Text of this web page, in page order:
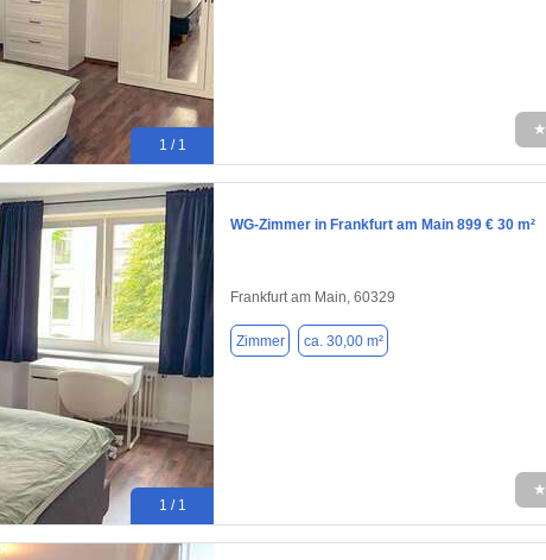
1 / 1
★
1 / 1
WG-Zimmer in Frankfurt am Main 899 € 30 m²
Frankfurt am Main, 60329
Zimmer ca. 30,00 m²
★